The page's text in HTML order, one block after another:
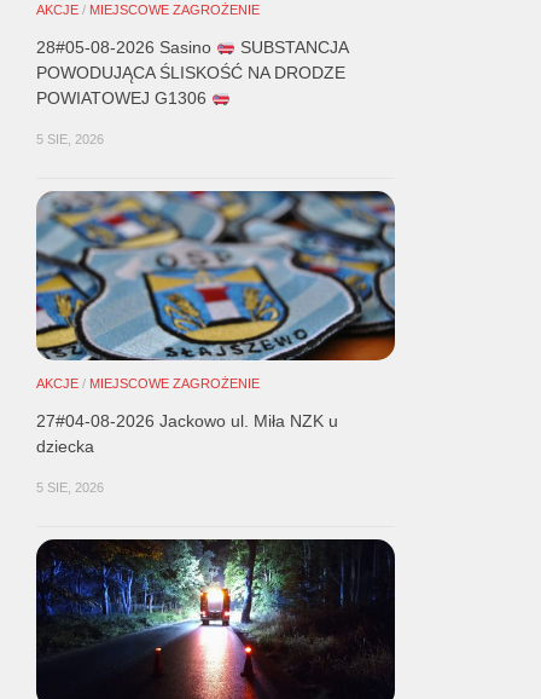
AKCJE / MIEJSCOWE ZAGROŻENIE
28#05-08-2026 Sasino
SUBSTANCJA
POWODUJĄCA ŚLISKOŚĆ NA DRODZE
POWIATOWEJ G1306
5 SIE, 2026
AKCJE / MIEJSCOWE ZAGROŻENIE
27#04-08-2026 Jackowo ul. Miła NZK u
dziecka
5 SIE, 2026